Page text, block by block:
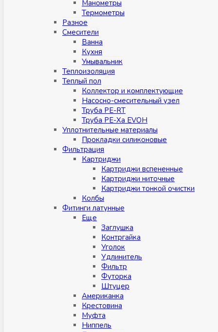
Манометры
Термометры
Разное
Смесители
Ванна
Кухня
Умывальник
Теплоизоляция
Теплый пол
Коллектор и комплектующие
Насосно-смесительный узел
Труба PE-RT
Труба PE-Xa EVOH
Уплотнительные материалы
Прокладки силиконовые
Фильтрация
Картриджи
Картриджи вспененные
Картриджи ниточные
Картриджи тонкой очистки
Колбы
Фитинги латунные
Eщe
Заглушка
Контргайка
Уголок
Удлинитель
Фильтр
Футорка
Штуцер
Американка
Крестовина
Муфта
Ниппель